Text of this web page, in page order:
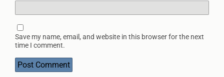
Save my name, email, and website in this browser for the next
time I comment.